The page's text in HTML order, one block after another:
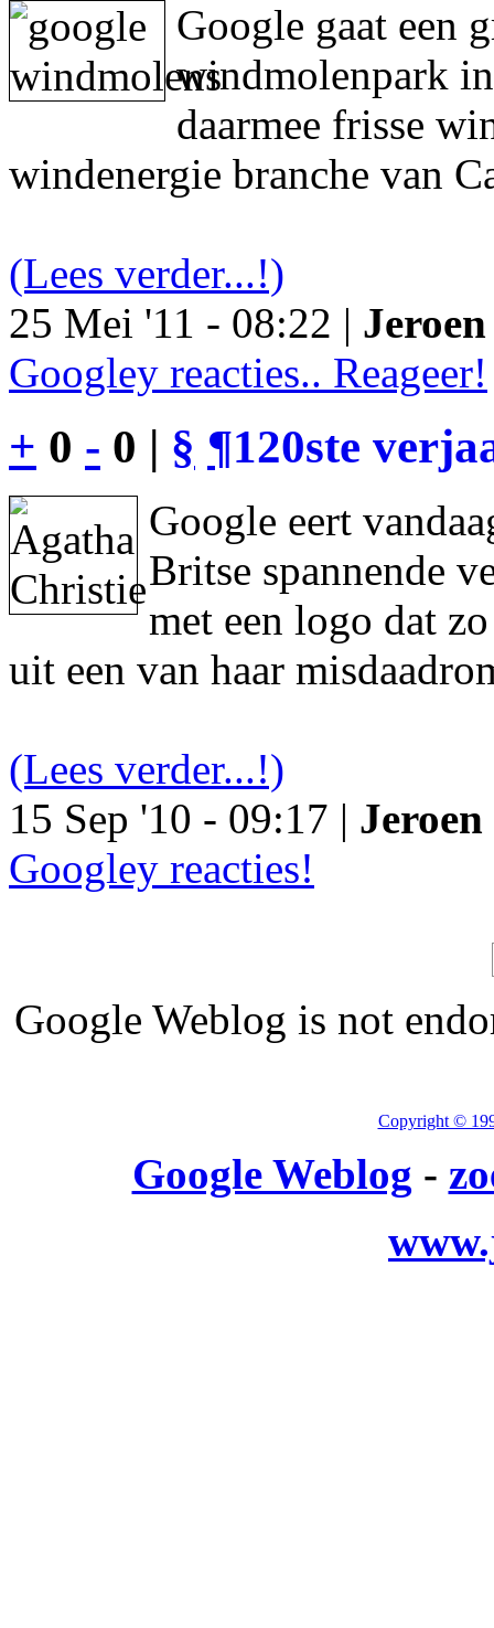
Google gaat een
windmolenpark
daarmee frisse
windenergie branche van
(Lees verder...!)
25 Mei '11 - 08:22 |
Googley reacties.. Reageer!
+ 0 - 0 | § ¶120ste
Google eert
Britse spannende
met een logo dat
uit een van haar
(Lees verder...!)
15 Sep '10 - 09:17 |
Googley reacties!
Google Weblog is not
Copyright ©
Google Weblog -